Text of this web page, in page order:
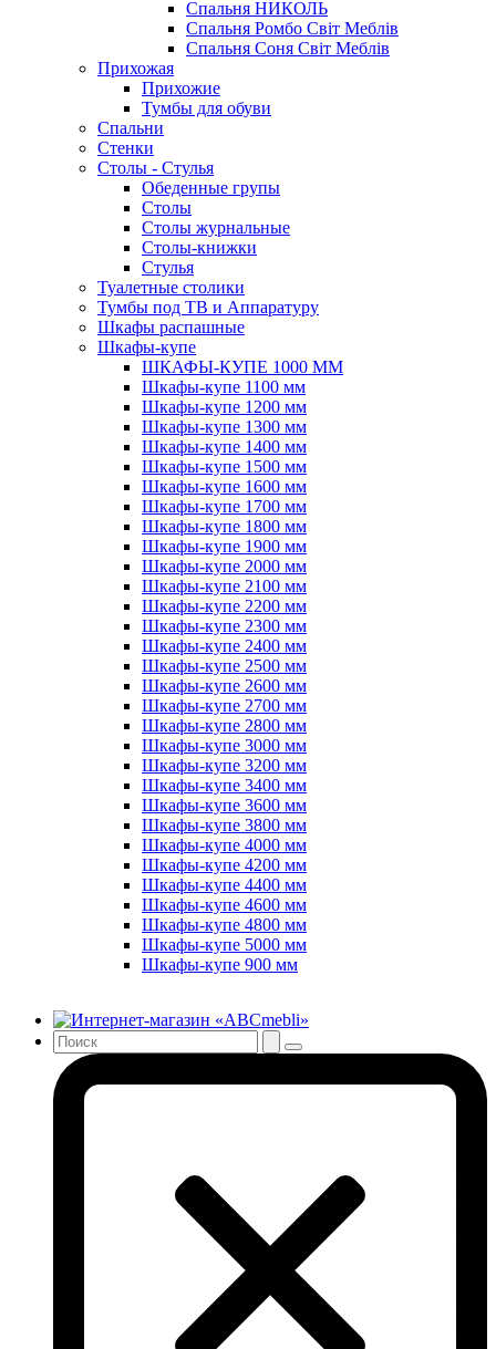
Спальня НИКОЛЬ
Спальня Ромбо Світ Меблів
Спальня Соня Світ Меблів
Прихожая
Прихожие
Тумбы для обуви
Спальни
Стенки
Столы - Стулья
Обеденные групы
Столы
Столы журнальные
Столы-книжки
Стулья
Туалетные столики
Тумбы под ТВ и Аппаратуру
Шкафы распашные
Шкафы-купе
ШКАФЫ-КУПЕ 1000 ММ
Шкафы-купе 1100 мм
Шкафы-купе 1200 мм
Шкафы-купе 1300 мм
Шкафы-купе 1400 мм
Шкафы-купе 1500 мм
Шкафы-купе 1600 мм
Шкафы-купе 1700 мм
Шкафы-купе 1800 мм
Шкафы-купе 1900 мм
Шкафы-купе 2000 мм
Шкафы-купе 2100 мм
Шкафы-купе 2200 мм
Шкафы-купе 2300 мм
Шкафы-купе 2400 мм
Шкафы-купе 2500 мм
Шкафы-купе 2600 мм
Шкафы-купе 2700 мм
Шкафы-купе 2800 мм
Шкафы-купе 3000 мм
Шкафы-купе 3200 мм
Шкафы-купе 3400 мм
Шкафы-купе 3600 мм
Шкафы-купе 3800 мм
Шкафы-купе 4000 мм
Шкафы-купе 4200 мм
Шкафы-купе 4400 мм
Шкафы-купе 4600 мм
Шкафы-купе 4800 мм
Шкафы-купе 5000 мм
Шкафы-купе 900 мм